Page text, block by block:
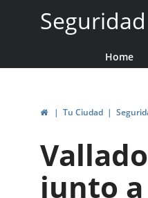
Valladolid
Home
HomeTu Ciudad
junto a